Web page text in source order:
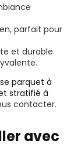
parfait pour
et durable.
parquet à
stratifié à
contacter.
avec